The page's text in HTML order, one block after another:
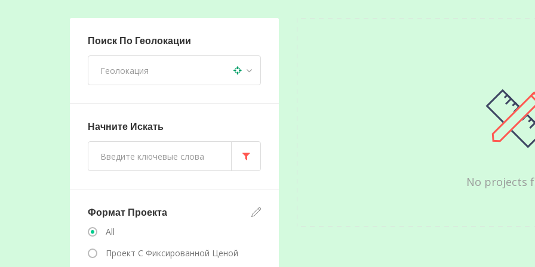
Поиск По Геолокации
Начните Искать
Формат Проекта
All
Проект С Фиксированной Ценой
No projects